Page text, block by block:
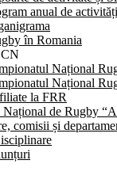
anual de activități
în Romania
Național
Național
la FRR
Național de Rugby
comisii și